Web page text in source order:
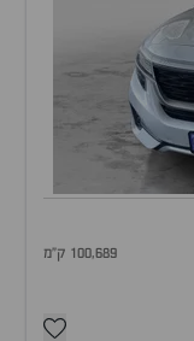
100,689 ק"מ